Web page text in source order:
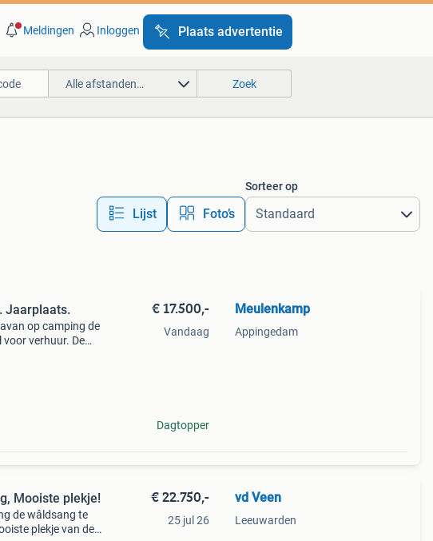
Meldingen Inloggen Plaats advertentie
Alle afstanden… Zoek
Lijst Foto’s
Sorteer op
Jaarplaats.
op camping de
verhuur. De
€ 17.500,-
Vandaag
Dagtopper
Meulenkamp
Appingedam
Mooiste plekje!
de wâldsang te
plekje van de
€ 22.750,-
25 jul 26
vd Veen
Leeuwarden